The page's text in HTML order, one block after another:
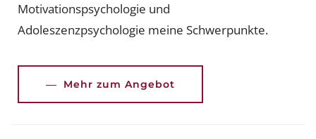
Motivationspsychologie und
Adoleszenzpsychologie meine Schwerpunkte.
Mehr zum Angebot